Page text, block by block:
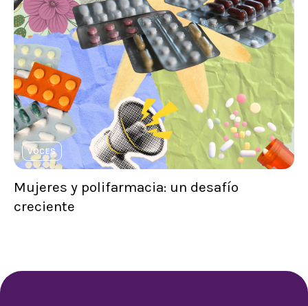
VOCES
Mujeres y polifarmacia: un desafío
creciente